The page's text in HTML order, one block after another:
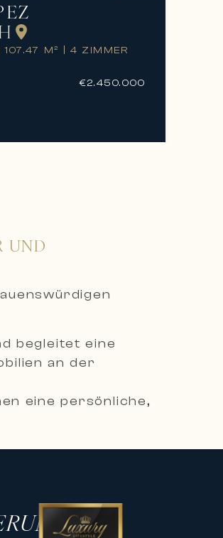
107.47 M² 4 ZIMMER
€2.450.000
UND
begleitet eine
an der
eine persönliche,
verwirklichen.